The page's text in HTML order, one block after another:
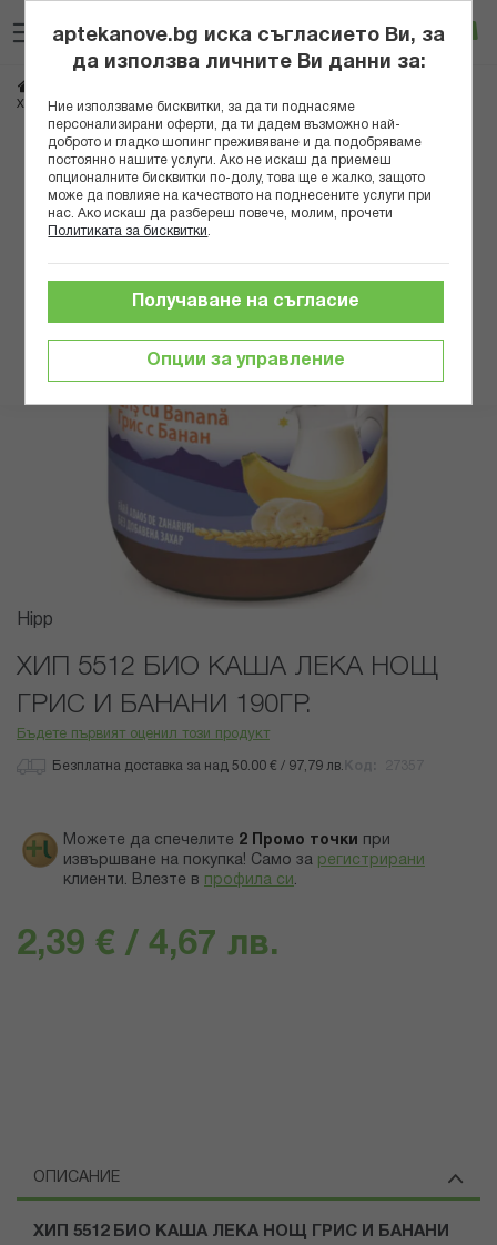
към
съдържанието
Вход
ХИП 5512 БИО КАША ЛЕКА НОЩ ГРИС И БАНАНИ 190ГР.
Преминете
края
Преминете
началото
галерия
със
Hipp
ХИП 5512 БИО КАША ЛЕКА НОЩ
ГРИС И БАНАНИ 190ГР.
Бъдете първият оценил този продукт
Безплатна доставка за над 50.00 € / 97,79 лв.
Можете да спечелите 2 Промо точки
при
извършване на покупка! Само за регистрирани
клиенти. Влезте в профила си .
2,39 € / 4,67 лв.
ОПИСАНИЕ
ХИП 5512 БИО КАША ЛЕКА НОЩ ГРИС И БАНАНИ
aptekanove.bg иска съгласието Ви, за
да използва личните Ви данни за:
Ние използваме бисквитки, за да ти поднасяме
персонализирани оферти, да ти дадем възможно най-
доброто и гладко шопинг преживяване и да подобряваме
постоянно нашите услуги. Ако не искаш да приемеш
опционалните бисквитки по-долу, това ще е жалко, защото
може да повлияе на качеството на поднесените услуги при
нас. Ако искаш да разбереш повече, молим, прочети
Политиката за бисквитки
Опции за управление
Получаване на съгласие